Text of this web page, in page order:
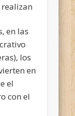
en las
los
en
el
con el